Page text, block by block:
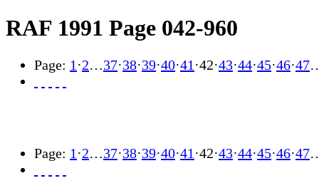
RAF 1991 Page 042-960
Page: 1 ·2…37·38·39·40·41 ·42·43·44·45·46·47
Page: 1 ·2…37·38·39·40·41 ·42·43·44·45·46·47